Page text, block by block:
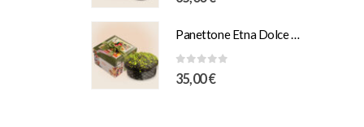
Panettone Etna Dolce Vulcano e Pistacchio Salato 1Kg Scatola Illustrazione “Orlando”
0Su 5
35,00€